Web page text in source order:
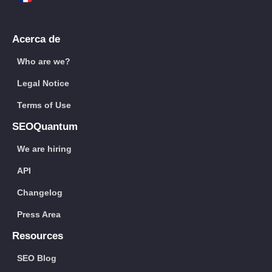
Acerca de
Who are we?
Legal Notice
Terms of Use
SEOQuantum
We are hiring
API
Changelog
Press Area
Resources
SEO Blog